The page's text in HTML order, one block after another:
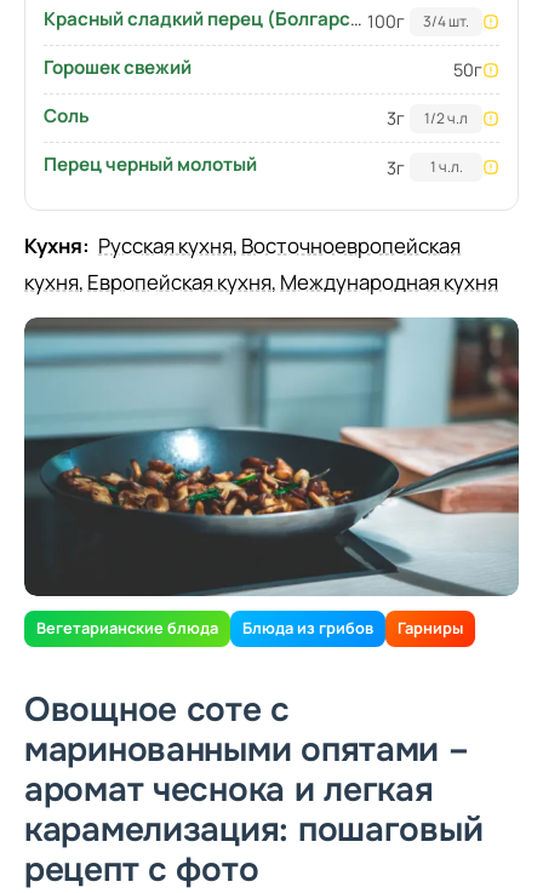
Красный сладкий перец (Болгарский) 100г 3/4 шт.
Горошек свежий 50г
Соль 3г 1/2 ч.л
Перец черный молотый 3г 1 ч.л.
Кухня: Русская кухня, Восточноевропейская
кухня, Европейская кухня, Международная кухня
Вегетарианские блюда Блюда из грибов Гарниры
Овощное соте с
маринованными опятами –
аромат чеснока и легкая
карамелизация: пошаговый
рецепт с фото